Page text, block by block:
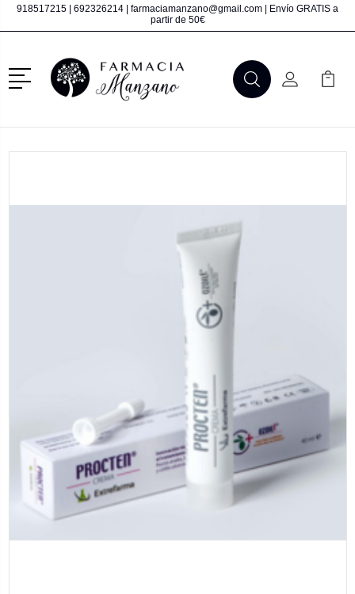
918517215 692326214 farmaciamanzano@gmail.com | Envío GRATIS a
partir de 50€
Menú
BuscarMi Cuenta
Mi